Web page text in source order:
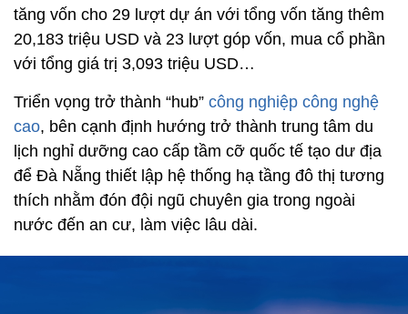
tăng vốn cho 29 lượt dự án với tổng vốn tăng thêm
20,183 triệu USD và 23 lượt góp vốn, mua cổ phần
với tổng giá trị 3,093 triệu USD…
Triển vọng trở thành “hub” công nghiệp công nghệ
cao, bên cạnh định hướng trở thành trung tâm du
lịch nghỉ dưỡng cao cấp tầm cỡ quốc tế tạo dư địa
để Đà Nẵng thiết lập hệ thống hạ tầng đô thị tương
thích nhằm đón đội ngũ chuyên gia trong ngoài
nước đến an cư, làm việc lâu dài.